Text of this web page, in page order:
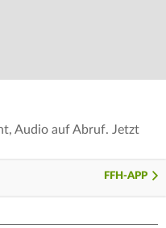
Audio auf Abruf. Jetzt
FFH-APP